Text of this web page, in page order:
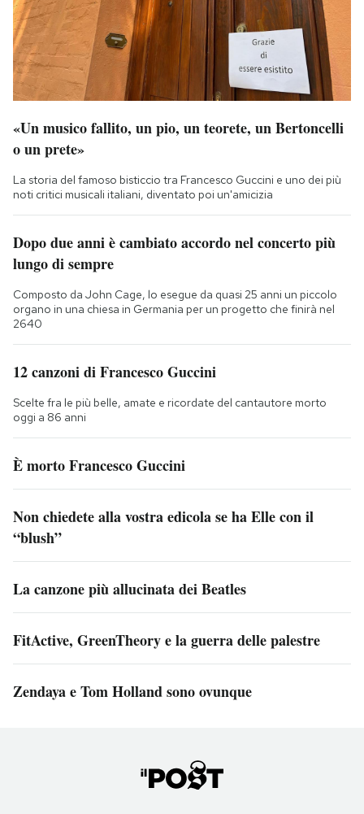
«Un musico fallito, un pio, un teorete, un Bertoncelli
o un prete»
La storia del famoso bisticcio tra Francesco Guccini e uno dei più
noti critici musicali italiani, diventato poi un'amicizia
Dopo due anni è cambiato accordo nel concerto più
lungo di sempre
Composto da John Cage, lo esegue da quasi 25 anni un piccolo
organo in una chiesa in Germania per un progetto che finirà nel
2640
12 canzoni di Francesco Guccini
Scelte fra le più belle, amate e ricordate del cantautore morto
oggi a 86 anni
È morto Francesco Guccini
Non chiedete alla vostra edicola se ha Elle con il
“blush”
La canzone più allucinata dei Beatles
FitActive, GreenTheory e la guerra delle palestre
Zendaya e Tom Holland sono ovunque